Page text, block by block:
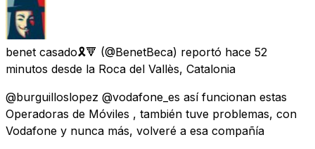
benet casado🎗️🔻 (@BenetBeca) reportó hace 52
minutos desde la Roca del Vallès, Catalonia
@burguilloslopez @vodafone_es así funcionan estas
Operadoras de Móviles , también tuve problemas, con
Vodafone y nunca más, volveré a esa compañía